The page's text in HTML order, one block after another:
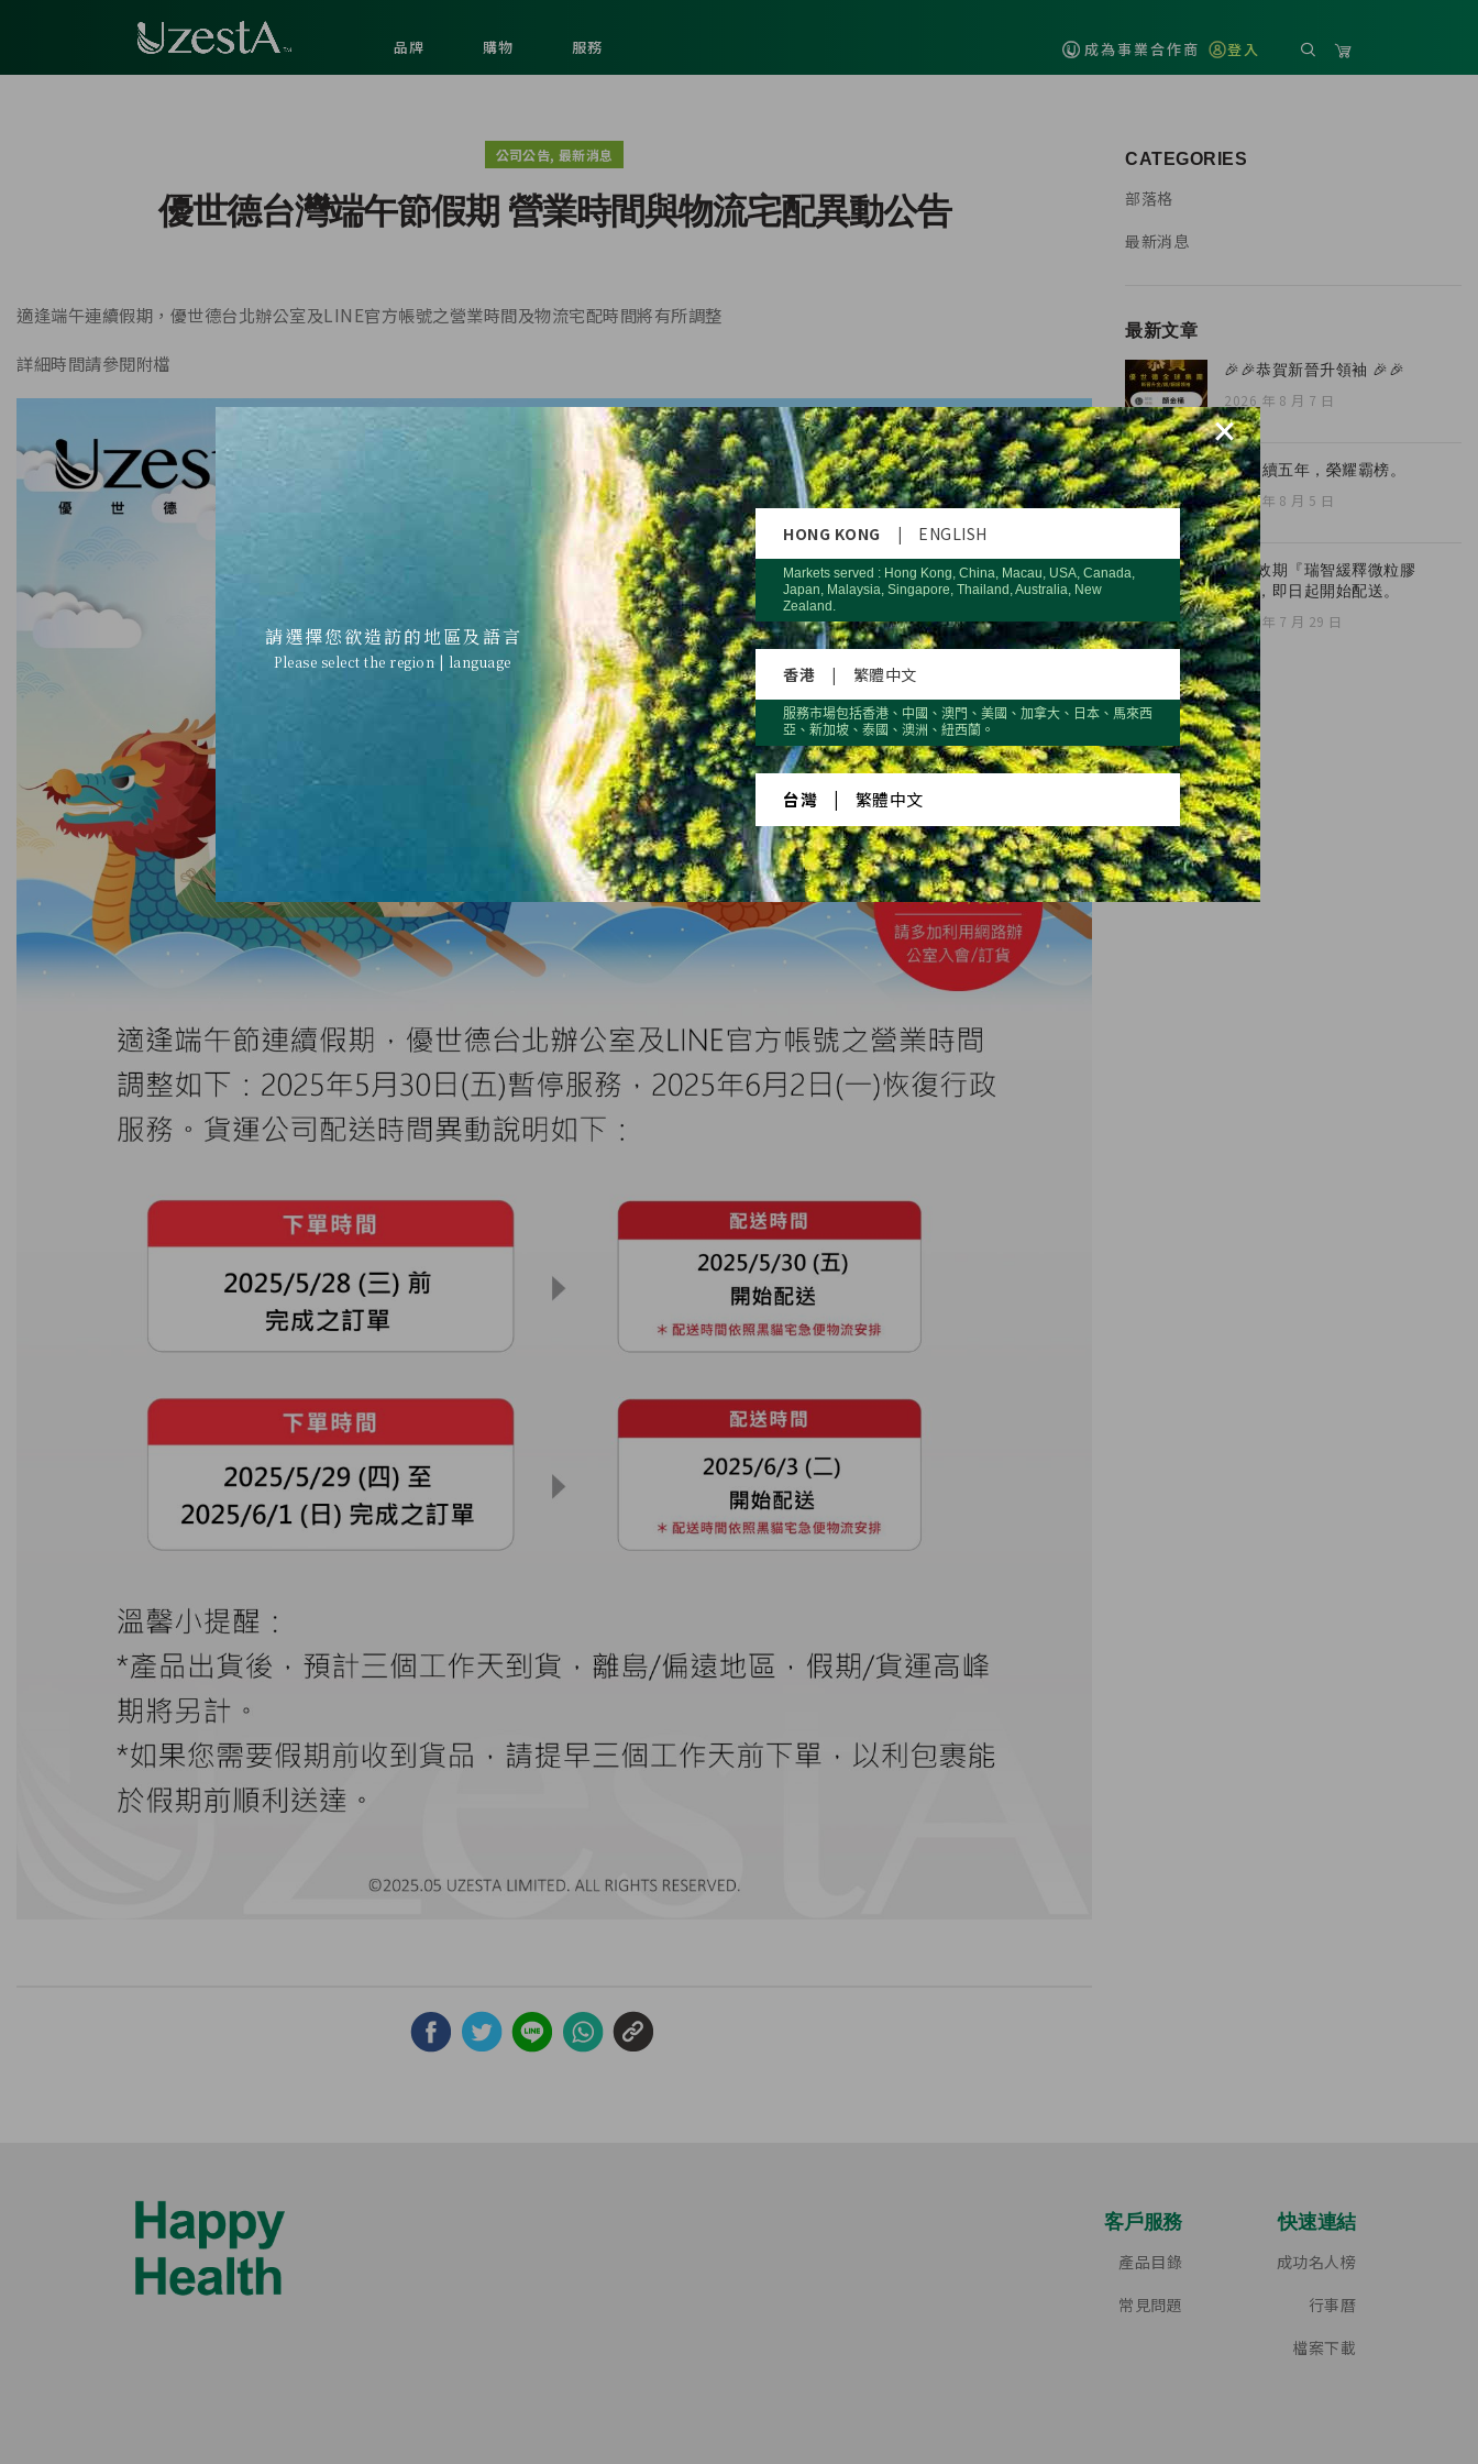
品牌 購物 服務 成為事業合作商 登入
公司公告, 最新消息
優世德台灣端午節假期 營業時間與物流宅配異動公告
適逢端午連續假期，優世德台北辦公室及LINE官方帳號之營業時間及物流宅配時間將有所調整
詳細時間請參閱附檔
CATEGORIES
部落格
最新消息
最新文章
🎉🎉恭賀新晉升領袖 🎉🎉
2026 年 8 月 7 日
🏆 連續五年，榮耀霸榜。
2026 年 8 月 5 日
全新效期『瑞智緩釋微粒膠
囊』，即日起開始配送。
2026 年 7 月 29 日
客戶服務
產品目錄
常見問題
快速連結
成功名人榜
行事曆
檔案下載
×
請選擇您欲造訪的地區及語言
Please select the region | language
HONG KONG | ENGLISH
Markets served : Hong Kong, China, Macau, USA, Canada,
Japan, Malaysia, Singapore, Thailand, Australia, New
Zealand.
香港 | 繁體中文
服務市場包括香港、中國、澳門、美國、加拿大、日本、馬來西
亞、新加坡、泰國、澳洲、紐西蘭。
台灣 繁體中文